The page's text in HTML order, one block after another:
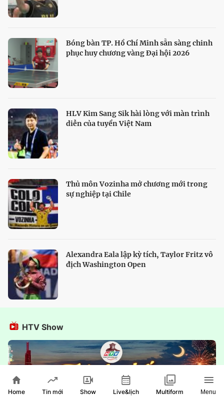
Bóng bàn TP. Hồ Chí Minh sẵn sàng chinh
phục huy chương vàng Đại hội 2026
HLV Kim Sang Sik hài lòng với màn trình
diễn của tuyển Việt Nam
Thủ môn Vozinha mở chương mới trong
sự nghiệp tại Chile
Alexandra Eala lập kỳ tích, Taylor Fritz vô
địch Washington Open
HTV Show
Home Tin mới Show Live&lịch Multiform Menu